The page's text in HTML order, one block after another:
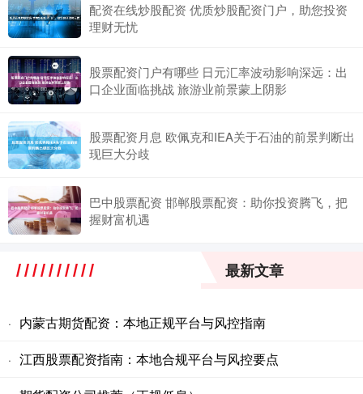
配资在线炒股配资 优质炒股配资门户，助您投资
理财无忧
股票配资门户有哪些 日元汇率波动影响深远：出
口企业面临挑战 旅游业前景蒙上阴影
股票配资月息 欧佩克和IEA关于石油的前景判断出
现巨大分歧
巴中股票配资 邯郸股票配资：助你投资腾飞，把
握财富机遇
最新文章
· 内蒙古期货配资：本地正规平台与风控指南
· 江西股票配资指南：本地合规平台与风控要点